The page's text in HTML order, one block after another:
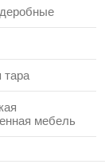
тара
мебель